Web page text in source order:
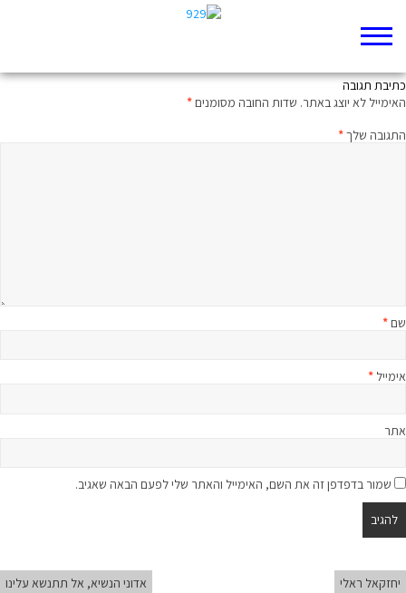
כתיבת תגובה
האימייל לא יוצג באתר. שדות החובה מסומנים*
התגובה שלך*
שם*
אימייל *
אתר
שמור בדפדפן זה את השם, האימייל והאתר שלי לפעם הבאה שאגיב.
יחזקאל ראלי אדוני הנשיא, אל תתנשא עלינו